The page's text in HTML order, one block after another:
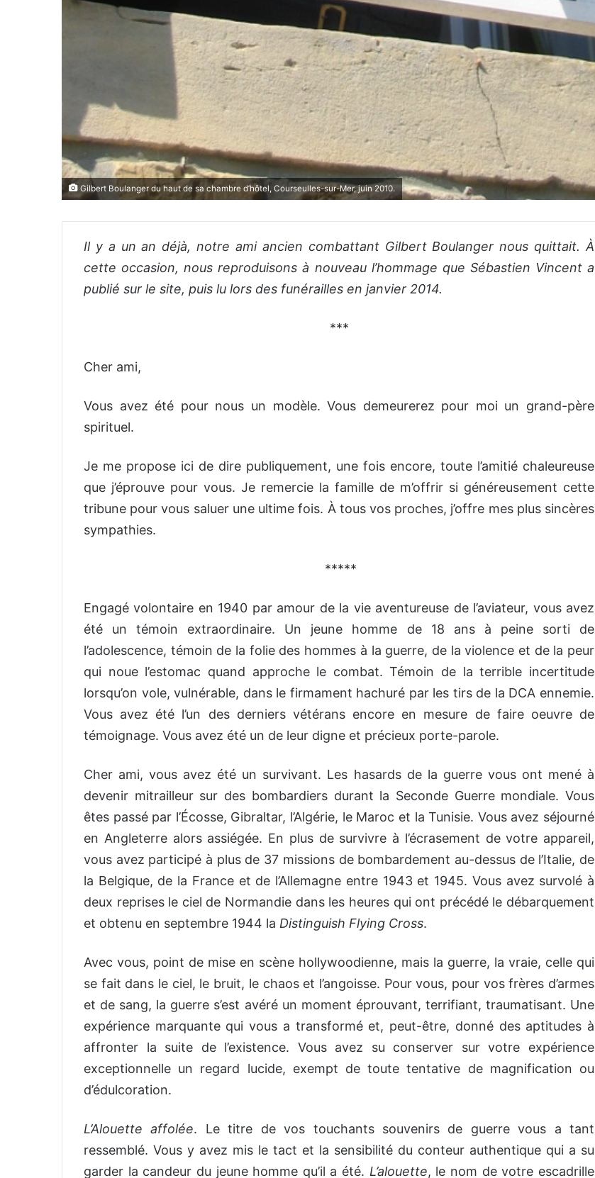
Gilbert Boulanger du haut de sa chambre d’hôtel, Courseulles-sur-Mer, juin 2010.
Il y a un an déjà, notre ami ancien combattant Gilbert Boulanger nous quittait. À
cette occasion, nous reproduisons à nouveau l’hommage que Sébastien Vincent a
publié sur le site, puis lu lors des funérailles en janvier 2014.
***
Cher ami,
Vous avez été pour nous un modèle. Vous demeurerez pour moi un grand-père
spirituel.
Je me propose ici de dire publiquement, une fois encore, toute l’amitié chaleureuse
que j’éprouve pour vous. Je remercie la famille de m’offrir si généreusement cette
tribune pour vous saluer une ultime fois. À tous vos proches, j’offre mes plus sincères
sympathies.
*****
Engagé volontaire en 1940 par amour de la vie aventureuse de l’aviateur, vous avez
été un témoin extraordinaire. Un jeune homme de 18 ans à peine sorti de
l’adolescence, témoin de la folie des hommes à la guerre, de la violence et de la peur
qui noue l’estomac quand approche le combat. Témoin de la terrible incertitude
lorsqu’on vole, vulnérable, dans le firmament hachuré par les tirs de la DCA ennemie.
Vous avez été l’un des derniers vétérans encore en mesure de faire oeuvre de
témoignage. Vous avez été un de leur digne et précieux porte-parole.
Cher ami, vous avez été un survivant. Les hasards de la guerre vous ont mené à
devenir mitrailleur sur des bombardiers durant la Seconde Guerre mondiale. Vous
êtes passé par l’Écosse, Gibraltar, l’Algérie, le Maroc et la Tunisie. Vous avez séjourné
en Angleterre alors assiégée. En plus de survivre à l’écrasement de votre appareil,
vous avez participé à plus de 37 missions de bombardement au-dessus de l’Italie, de
la Belgique, de la France et de l’Allemagne entre 1943 et 1945. Vous avez survolé à
deux reprises le ciel de Normandie dans les heures qui ont précédé le débarquement
et obtenu en septembre 1944 la Distinguish Flying Cross.
Avec vous, point de mise en scène hollywoodienne, mais la guerre, la vraie, celle qui
se fait dans le ciel, le bruit, le chaos et l’angoisse. Pour vous, pour vos frères d’armes
et de sang, la guerre s’est avéré un moment éprouvant, terrifiant, traumatisant. Une
expérience marquante qui vous a transformé et, peut-être, donné des aptitudes à
affronter la suite de l’existence. Vous avez su conserver sur votre expérience
exceptionnelle un regard lucide, exempt de toute tentative de magnification ou
d’édulcoration.
L’Alouette affolée. Le titre de vos touchants souvenirs de guerre vous a tant
ressemblé. Vous y avez mis le tact et la sensibilité du conteur authentique qui a su
garder la candeur du jeune homme qu’il a été. L’alouette, le nom de votre escadrille